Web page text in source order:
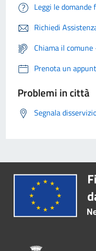
Leggi le domande
Richiedi
Chiama il
Prenota un
Problemi in città
Segnala